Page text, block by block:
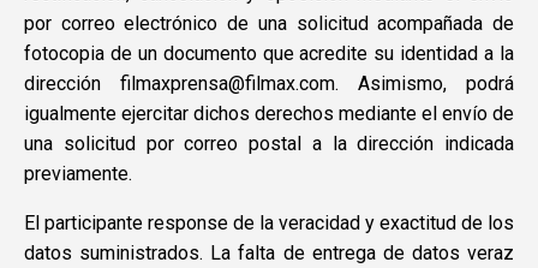
por correo electrónico de una solicitud acompañada de
fotocopia de un documento que acredite su identidad a la
dirección filmaxprensa@filmax.com. Asimismo, podrá
igualmente ejercitar dichos derechos mediante el envío de
una solicitud por correo postal a la dirección indicada
previamente.
El participante response de la veracidad y exactitud de los
datos suministrados. La falta de entrega de datos veraz